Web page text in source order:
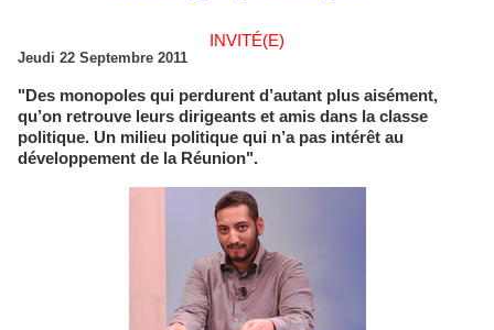
INVITÉ(E)
Jeudi 22 Septembre 2011
"Des monopoles qui perdurent d’autant plus aisément,
qu’on retrouve leurs dirigeants et amis dans la classe
politique. Un milieu politique qui n’a pas intérêt au
développement de la Réunion".